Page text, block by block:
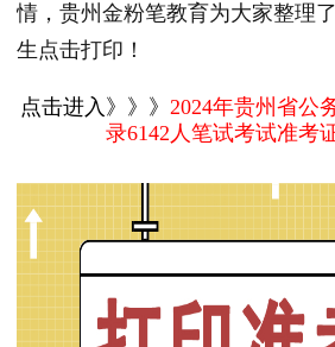
情，贵州金粉笔教育为大家整理
生点击打印！
点击进入》》》 2024年贵州省公
录6142人笔试考试准考